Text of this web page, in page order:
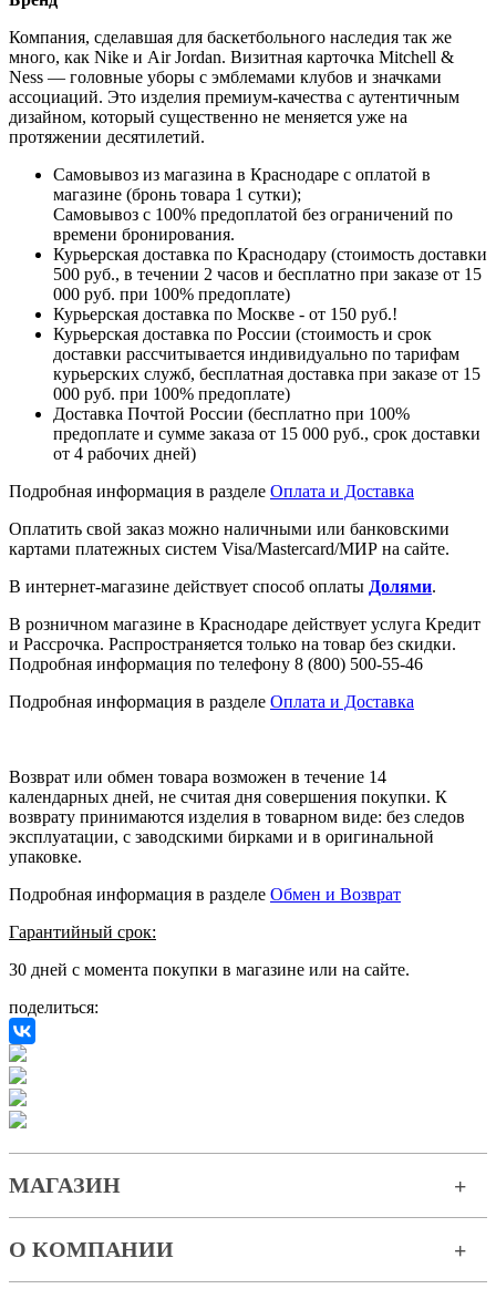
Компания, сделавшая для баскетбольного наследия так же
много, как Nike и Air Jordan. Визитная карточка Mitchell &
Ness — головные уборы с эмблемами клубов и значками
ассоциаций. Это изделия премиум-качества с аутентичным
дизайном, который существенно не меняется уже на
протяжении десятилетий.
Самовывоз из магазина в Краснодаре с оплатой в
магазине (бронь товара 1 сутки);
Самовывоз с 100% предоплатой без ограничений по
времени бронирования.
Курьерская доставка по Краснодару (стоимость доставки
500 руб., в течении 2 часов и бесплатно при заказе от 15
000 руб. при 100% предоплате)
Курьерская доставка по Москве - от 150 руб.!
Курьерская доставка по России (стоимость и срок
доставки рассчитывается индивидуально по тарифам
курьерских служб, бесплатная доставка при заказе от 15
000 руб. при 100% предоплате)
Доставка Почтой России (бесплатно при 100%
предоплате и сумме заказа от 15 000 руб., срок доставки
от 4 рабочих дней)
Подробная информация в разделе Оплата и Доставка
Оплатить свой заказ можно наличными или банковскими
картами платежных систем Visa/Mastercard/МИР на сайте.
В интернет-магазине действует способ оплаты Долями.
В розничном магазине в Краснодаре действует услуга Кредит
и Рассрочка. Распространяется только на товар без скидки.
Подробная информация по телефону 8 (800) 500-55-46
Подробная информация в разделе Оплата и Доставка
Возврат или обмен товара возможен в течение 14
календарных дней, не считая дня совершения покупки. К
возврату принимаются изделия в товарном виде: без следов
эксплуатации, с заводскими бирками и в оригинальной
упаковке.
Подробная информация в разделе Обмен и Возврат
Гарантийный срок:
30 дней с момента покупки в магазине или на сайте.
поделиться:
МАГАЗИН
О КОМПАНИИ